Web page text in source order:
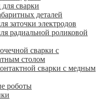
сварки
деталей
заточки электродов
радиальной роликовой
сварки с
столом
сварки с медным
роботы